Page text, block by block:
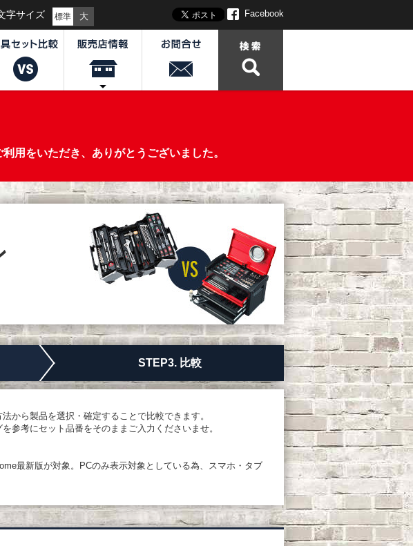
字サイズ 標準 大 Facebook
用をいただき、ありがとうございました。
STEP3. 比較
から製品を選択・確定することで比較できます。
参考にセット品番をそのままご入力くださいませ。
最新版が対象。PCのみ表示対象としている為、スマホ・タブ